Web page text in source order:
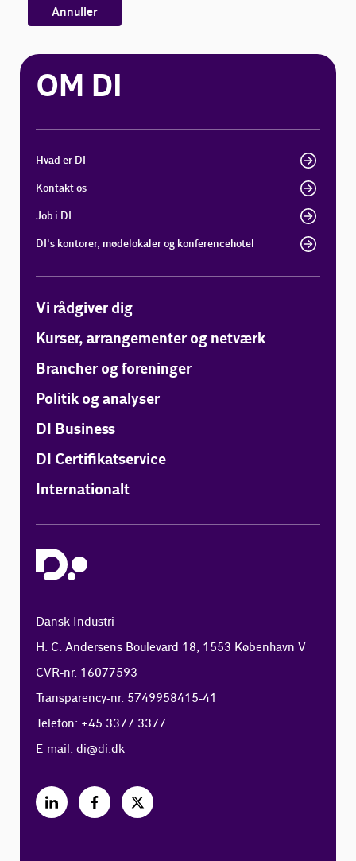
Annuller
OM DI
Hvad er DI
Kontakt os
Job i DI
DI's kontorer, mødelokaler og konferencehotel
Vi rådgiver dig
Kurser, arrangementer og netværk
Brancher og foreninger
Politik og analyser
DI Business
DI Certifikatservice
Internationalt
Dansk Industri
H. C. Andersens Boulevard 18, 1553 København V
CVR-nr. 16077593
Transparency-nr. 5749958415-41
Telefon: +45 3377 3377
E-mail:di@di.dk